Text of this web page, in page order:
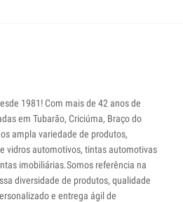
1981! Com mais de 42 anos de
em Tubarão, Criciúma, Braço do
ampla variedade de produtos,
vidros automotivos, tintas automotivas
imobiliárias.Somos referência na
diversidade de produtos, qualidade
e entrega ágil de